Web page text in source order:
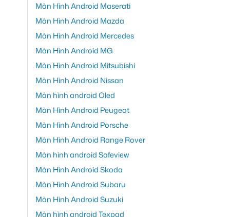
Màn Hình Android Maserati
Màn Hình Android Mazda
Màn Hình Android Mercedes
Màn Hình Android MG
Màn Hình Android Mitsubishi
Màn Hình Android Nissan
Màn hình android Oled
Màn Hình Android Peugeot
Màn Hình Android Porsche
Màn Hình Android Range Rover
Màn hình android Safeview
Màn Hình Android Skoda
Màn Hình Android Subaru
Màn Hình Android Suzuki
Màn hình android Texpad